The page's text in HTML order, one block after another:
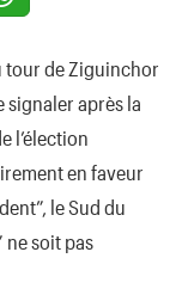
tour de Ziguinchor
signaler après la
l’élection
en faveur
le Sud du
ne soit pas